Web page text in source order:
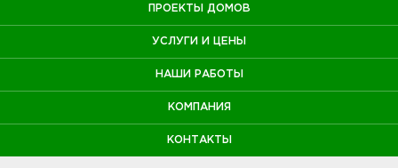
ПРОЕКТЫ ДОМОВ
УСЛУГИ И ЦЕНЫ
НАШИ РАБОТЫ
КОМПАНИЯ
КОНТАКТЫ